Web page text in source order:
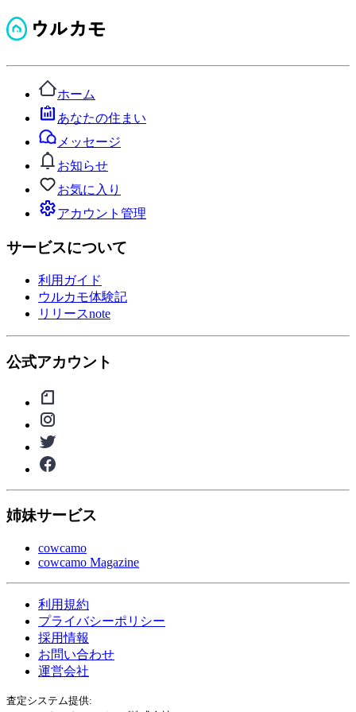
ホーム
あなたの住まい
メッセージ
お知らせ
お気に入り
アカウント管理
サービスについて
利用ガイド
ウルカモ体験記
リリースnote
公式アカウント
姉妹サービス
cowcamo
cowcamo Magazine
利用規約
プライバシーポリシー
採用情報
お問い合わせ
運営会社
査定システム提供: